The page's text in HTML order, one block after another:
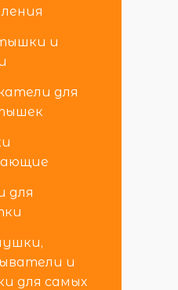
и
для
для
и
для самых